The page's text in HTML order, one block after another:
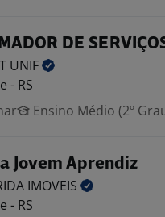
DE
UNIF
- RS
Ensino Médio (2º
Jovem Aprendiz
IMOVEIS
- RS